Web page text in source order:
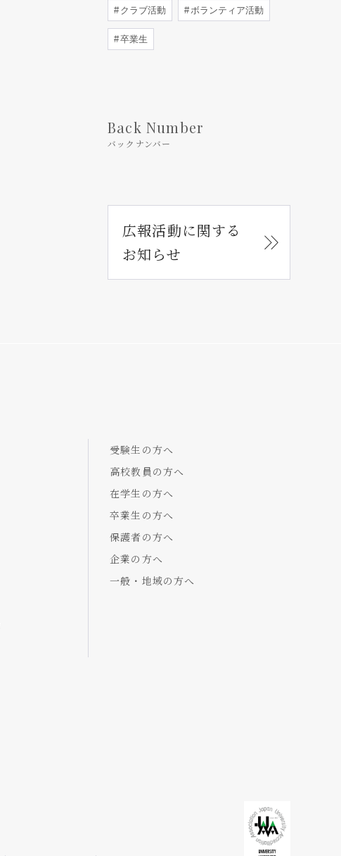
クラブ活動 ボランティア活動
卒業生
Back Number
バックナンバー
広報活動に関する
お知らせ
受験生の方へ
高校教員の方へ
在学生の方へ
卒業生の方へ
保護者の方へ
企業の方へ
一般・地域の方へ